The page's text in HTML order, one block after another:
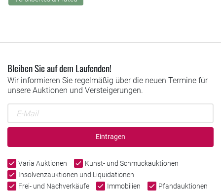
Bleiben Sie auf dem Laufenden!
Wir informieren Sie regelmäßig über die neuen Termine für
unsere Auktionen und Versteigerungen.
Eintragen
Varia Auktionen
Kunst- und Schmuckauktionen
Insolvenzauktionen und Liquidationen
Frei- und Nachverkäufe
Immobilien Pfandauktionen